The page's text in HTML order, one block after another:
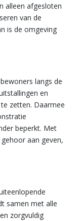
alleen afgesloten
van de
is de omgeving
langs de
en
zetten. Daarmee
beperkt. Met
aan geven,
samen met alle
zorgvuldig